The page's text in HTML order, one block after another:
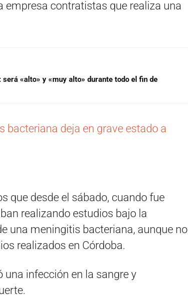
empresa contratistas que realiza una
«alto» y «muy alto» durante todo el fin de
deja en grave estado a
que desde el sábado, cuando fue
realizando estudios bajo la
una meningitis bacteriana, aunque no
realizados en Córdoba.
infección en la sangre y